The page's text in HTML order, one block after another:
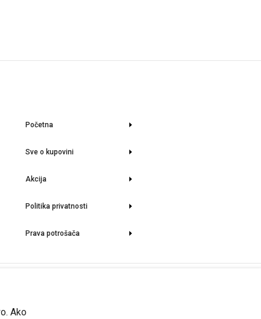
Početna
Sve o kupovini
Akcija
Politika privatnosti
Prava potrošača
o stanju lagera i aktuelnim cenama možete dobiti na upit.
Ako